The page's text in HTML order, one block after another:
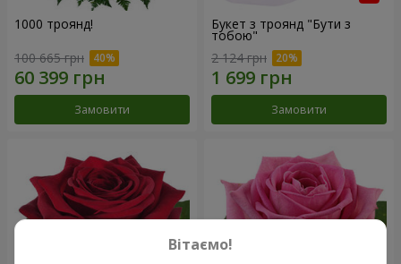
1000 троянд!
100 665 грн
Замовити
Букет з троянд "Бути з
тобою"
2 124 грн
Замовити
Вітаємо!